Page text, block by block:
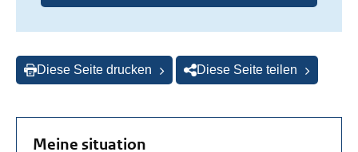
Diese Seite drucken Diese Seite teilen
Meine situation